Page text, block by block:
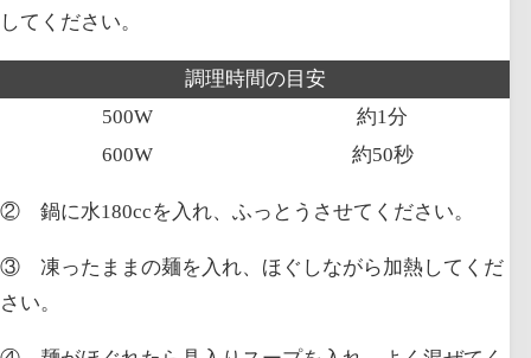
してください。
調理時間の目安
500W
約1分
600W
約50秒
② 鍋に水180ccを入れ、ふっとうさせてください。
③ 凍ったままの麺を入れ、ほぐしながら加熱してくだ
さい。